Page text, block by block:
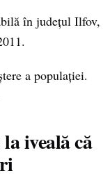
în județul Ilfov,
a populației.
iveală că